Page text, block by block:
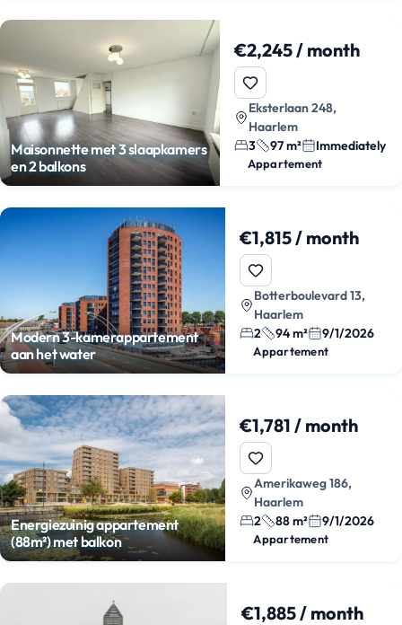
Maisonnette met 3 slaapkamers
en 2 balkons
€2,245 / month
Eksterlaan 248,
Haarlem
3
97 m² Immediately
Appartement
Modern 3-kamerappartement
aan het water
€1,815 / month
Botterboulevard 13,
Haarlem
2
94 m² 9/1/2026
Appartement
Energiezuinig appartement
(88m²) met balkon
€1,781 / month
Amerikaweg 186,
Haarlem
2
88 m² 9/1/2026
Appartement
€1,885 / month